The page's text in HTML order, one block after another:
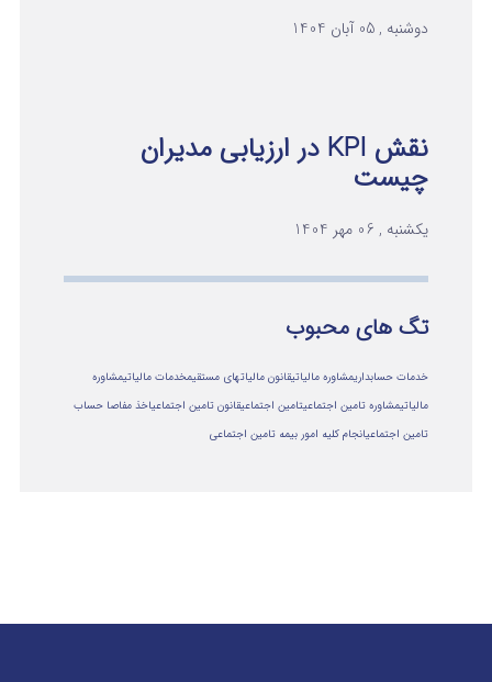
دوشنبه , 05 آبان 1404
نقش KPI در ارزیابی مدیران
چیست
یکشنبه , 06 مهر 1404
تگ های محبوب
خدمات حسابداریمشاوره مالیاتیقانون مالیاتهای مستقیمخدمات مالیاتیمشاوره
مالياتيمشاوره تامین اجتماعیتامین اجتماعیقانون تامین اجتماعیاخذ مفاصا حساب
تامین اجتماعیانجام کلیه امور بیمه تامین اجتماعی